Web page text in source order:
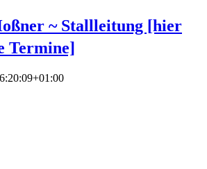
~ Stallleitung [hier
Termine]